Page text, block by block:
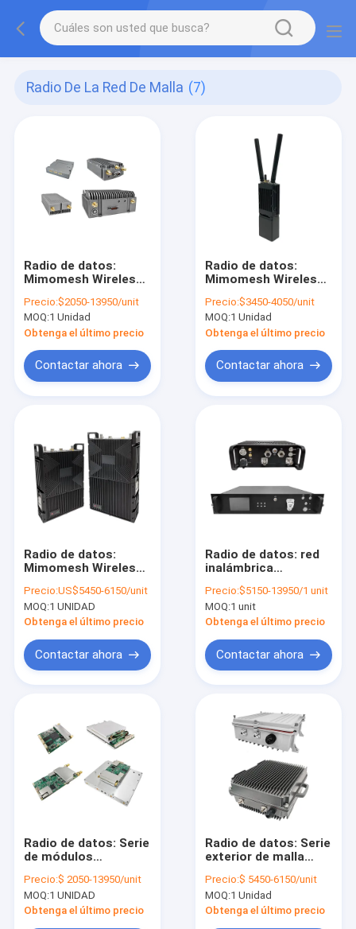
Radio De La Red De Malla (7)
Radio de datos:
Mimomesh Wireless
Lightweight Airborne
Series (Sería
aerotransportada
ligera de redes
inalámbricas
mimomesh)
Precio:$2050-13950/unit
MOQ:1 Unidad
Obtenga el último precio
Contactar ahora
Radio de datos:
Mimomesh Wireless
datos - Serie de
múltiples
dispositivos
portátiles
Precio:$3450-4050/unit
MOQ:1 Unidad
Obtenga el último precio
Contactar ahora
Radio de datos:
Mimomesh Wireless
Powerful Serie de
mochilas
Precio:US$5450-6150/unit
MOQ:1 UNIDAD
Obtenga el último precio
Contactar ahora
Radio de datos: red
inalámbrica
datos de vehículo
estándar/serie
montada en rack
Precio:$5150-13950/1 unit
MOQ:1 unit
Obtenga el último precio
Contactar ahora
Radio de datos: Serie
de módulos
redundantes de
enlace de
datos/malla
Precio:$ 2050-13950/unit
MOQ:1 UNIDAD
Obtenga el último precio
Radio de datos: Serie
exterior de malla
de datos estable
Mimomesh
Precio:$ 5450-6150/unit
MOQ:1 Unidad
Obtenga el último precio